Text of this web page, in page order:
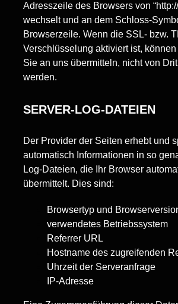
Adresszeile des Browsers von “http://
wechselt und an dem Schloss-
Browserzeile. Wenn die SSL- bzw.
Verschlüsselung aktiviert ist,
Sie an uns übermitteln, nicht von
werden.
SERVER-LOG-DATEIEN
Der Provider der Seiten erhebt und
automatisch Informationen in so
Log-Dateien, die Ihr Browser
übermittelt. Dies sind:
Browsertyp und
verwendetes Betriebssystem
Referrer URL
Hostname des zugreifenden
Uhrzeit der Serveranfrage
IP-Adresse